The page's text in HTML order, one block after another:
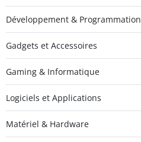
Développement & Programmation
Gadgets et Accessoires
Gaming & Informatique
Logiciels et Applications
Matériel & Hardware